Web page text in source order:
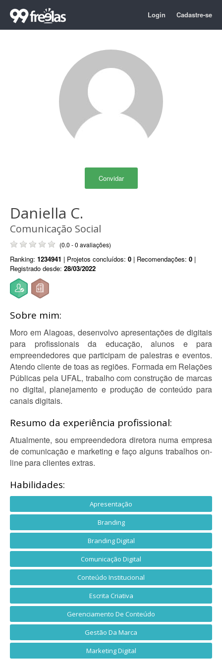
Login Cadastre-se
Convidar
Daniella C.
Comunicação Social
(0.0 - 0 avaliações)
Ranking: 1234941 | Projetos concluídos: 0 | Recomendações: 0 |
Registrado desde: 28/03/2022
Sobre mim:
Moro em Alagoas, desenvolvo apresentações de digitais
para profissionais da educação, alunos e para
empreendedores que participam de palestras e eventos.
Atendo cliente de toas as regiões. Formada em Relações
Públicas pela UFAL, trabalho com construção de marcas
no digital, planejamento e produção de conteúdo para
canais digitais.
Resumo da experiência profissional:
Atualmente, sou empreendedora diretora numa empresa
de comunicação e marketing e faço alguns trabalhos on-
line para clientes extras.
Habilidades:
Apresentação
Branding
Branding Digital
Comunicação Digital
Conteúdo Institucional
Escrita Criativa
Gerenciamento De Conteúdo
Gestão Da Marca
Marketing Digital